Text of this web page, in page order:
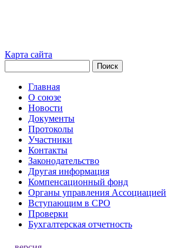
Карта сайта
Главная
О союзе
Новости
Документы
Протоколы
Участники
Контакты
Законодательство
Другая информация
Компенсационный фонд
Органы управления Ассоциацией
Вступающим в СРО
Проверки
Бухгалтерская отчетность